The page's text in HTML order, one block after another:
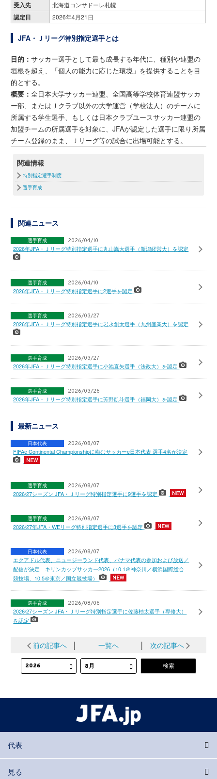
受入先 北海道コンサドーレ札幌
認定日 2026年4月21日
JFA・Ｊリーグ特別指定選手とは
目的：サッカー選手として最も成長する年代に、種別や連盟の
垣根を超え、「個人の能力に応じた環境」を提供することを目
的とする。
概要：全日本大学サッカー連盟、全国高等学校体育連盟サッカ
ー部、またはＪクラブ以外の大学運営（学校法人）のチームに
所属する学生選手、もしくは日本クラブユースサッカー連盟の
加盟チームの所属選手を対象に、JFAが認定した選手に限り所属
チーム登録のまま、Ｊリーグ等の試合に出場可能とする。
関連情報
特別指定選手制度
選手育成
関連ニュース
選手育成 2026/04/10
2026年JFA・Ｊリーグ特別指定選手に丸山嵩大選手（新潟経営大）を認定
選手育成 2026/04/10
2026年JFA・Ｊリーグ特別指定選手に2選手を認定
選手育成 2026/03/27
2026年JFA・Ｊリーグ特別指定選手に岩永創太選手（九州産業大）を認定
選手育成 2026/03/27
2026年JFA・Ｊリーグ特別指定選手に小池直矢選手（法政大）を認定
選手育成 2026/03/26
2026年JFA・Ｊリーグ特別指定選手に芳野凱斗選手（福岡大）を認定
最新ニュース
日本代表 2026/08/07
FIFAe Continental Championshipに臨むサッカーe日本代表 選手4名が決定
選手育成 2026/08/07
2026/27シーズン JFA・Ｊリーグ特別指定選手に9選手を認定
選手育成 2026/08/07
2026/27年JFA・WEリーグ特別指定選手に3選手を認定
日本代表 2026/08/07
エクアドル代表、ニュージーランド代表、パナマ代表の参加および放送／
配信が決定 キリンカップサッカー2026（10.1＠神奈川／横浜国際総合
競技場、10.5＠東京／国立競技場）
選手育成 2026/08/06
2026/27シーズン JFA・Ｊリーグ特別指定選手に佐藤柚太選手（専修大）
を認定
前の記事へ 一覧へ 次の記事へ
代表
見る